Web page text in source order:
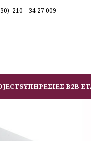
210 – 34 27 009
ΥΠΗΡΕΣΙΕΣ B2B